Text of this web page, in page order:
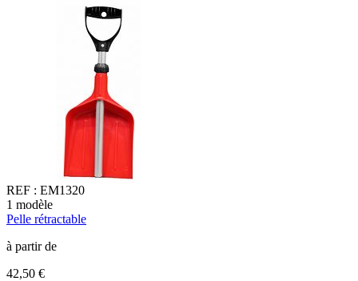
REF : EM1320
1 modèle
Pelle rétractable
à partir de
42,50 €